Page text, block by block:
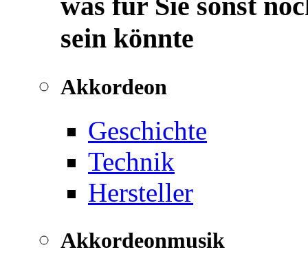
sein könnte
Akkordeon
Geschichte
Technik
Hersteller
Akkordeonmusik